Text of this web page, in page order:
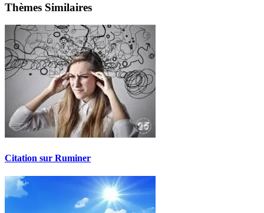
Thèmes Similaires
Citation sur Ruminer